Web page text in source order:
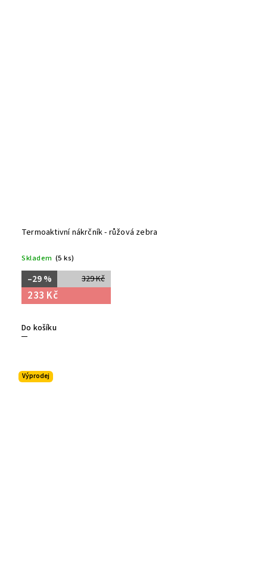
Termoaktivní nákrčník - růžová zebra
Skladem (5 ks)
329 Kč
–29 %
233 Kč
Do košíku
Výprodej